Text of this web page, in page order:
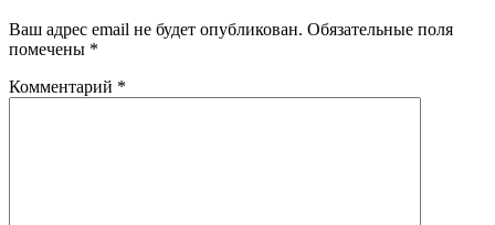
Ваш адрес email не будет опубликован. Обязательные поля
помечены *
Комментарий *